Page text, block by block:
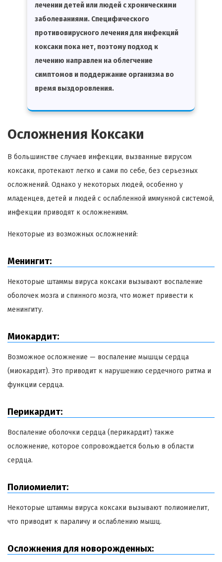
лечении детей или людей с хроническими
заболеваниями. Специфического
противовирусного лечения для инфекций
коксаки пока нет, поэтому подход к
лечению направлен на облегчение
симптомов и поддержание организма во
время выздоровления.
Осложнения Коксаки
В большинстве случаев инфекции, вызванные вирусом
коксаки, протекают легко и сами по себе, без серьезных
осложнений. Однако у некоторых людей, особенно у
младенцев, детей и людей с ослабленной иммунной системой,
инфекции приводят к осложнениям.
Некоторые из возможных осложнений:
Менингит:
Некоторые штаммы вируса коксаки вызывают воспаление
оболочек мозга и спинного мозга, что может привести к
менингиту.
Миокардит:
Возможное осложнение — воспаление мышцы сердца
(миокардит). Это приводит к нарушению сердечного ритма и
функции сердца.
Перикардит:
Воспаление оболочки сердца (перикардит) также
осложнение, которое сопровождается болью в области
сердца.
Полиомиелит:
Некоторые штаммы вируса коксаки вызывают полиомиелит,
что приводит к параличу и ослаблению мышц.
Осложнения для новорожденных: